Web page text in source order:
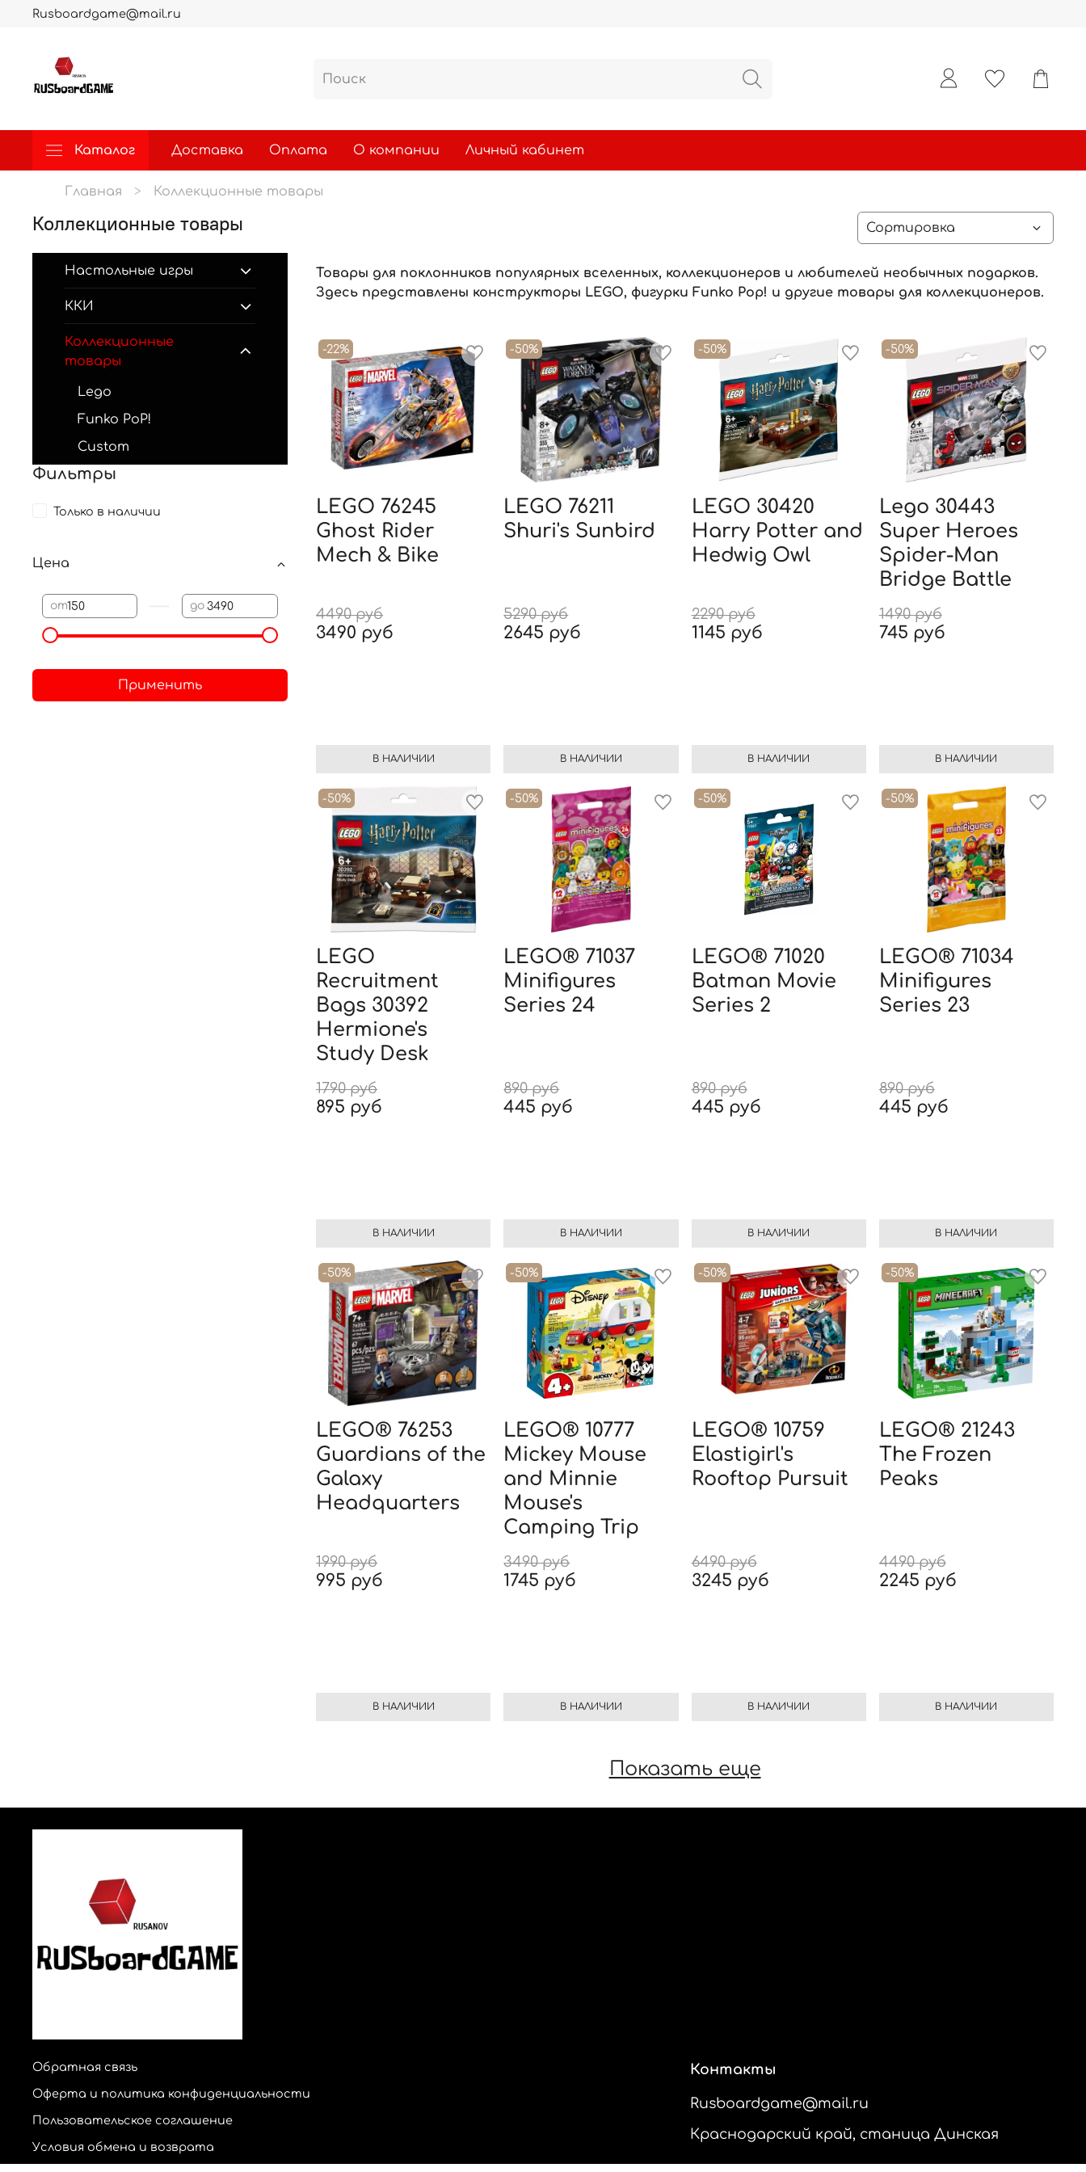
Rusboardgame@mail.ru
Каталог Доставка Оплата О компании Личный кабинет
Главная Коллекционные товары
Коллекционные товары
Товары для поклонников популярных вселенных, коллекционеров и любителей необычных подарков.
Здесь представлены конструкторы LEGO, фигурки Funko Pop! и другие товары для коллекционеров.
-22%
LEGO 76245
Ghost Rider
Mech & Bike
4490 руб
3490 руб
В НАЛИЧИИ
-50%
LEGO 76211
Shuri's Sunbird
5290 руб
2645 руб
В НАЛИЧИИ
-50%
LEGO 30420
Harry Potter and
Hedwig Owl
2290 руб
1145 руб
В НАЛИЧИИ
-50%
Lego 30443
Super Heroes
Spider-Man
Bridge Battle
1490 руб
745 руб
В НАЛИЧИИ
-50%
LEGO
Recruitment
Bags 30392
Hermione's
Study Desk
1790 руб
895 руб
В НАЛИЧИИ
-50%
LEGO® 71037
Minifigures
Series 24
890 руб
445 руб
В НАЛИЧИИ
-50%
LEGO® 71020
Batman Movie
Series 2
890 руб
445 руб
В НАЛИЧИИ
-50%
LEGO® 71034
Minifigures
Series 23
890 руб
445 руб
В НАЛИЧИИ
-50%
LEGO® 76253
Guardians of the
Galaxy
Headquarters
1990 руб
995 руб
В НАЛИЧИИ
-50%
LEGO® 10777
Mickey Mouse
and Minnie
Mouse's
Camping Trip
3490 руб
1745 руб
В НАЛИЧИИ
-50%
LEGO® 10759
Elastigirl's
Rooftop Pursuit
6490 руб
3245 руб
В НАЛИЧИИ
-50%
LEGO® 21243
The Frozen
Peaks
4490 руб
2245 руб
В НАЛИЧИИ
Показать еще
Настольные игры
ККИ
Коллекционные
товары
Lego
Funko PoP!
Custom
Фильтры
Только в наличии
Цена
от до
Применить
Обратная связь
Оферта и политика конфиденциальности
Пользовательское соглашение
Условия обмена и возврата
Контакты
Rusboardgame@mail.ru
Краснодарский край, станица Динская